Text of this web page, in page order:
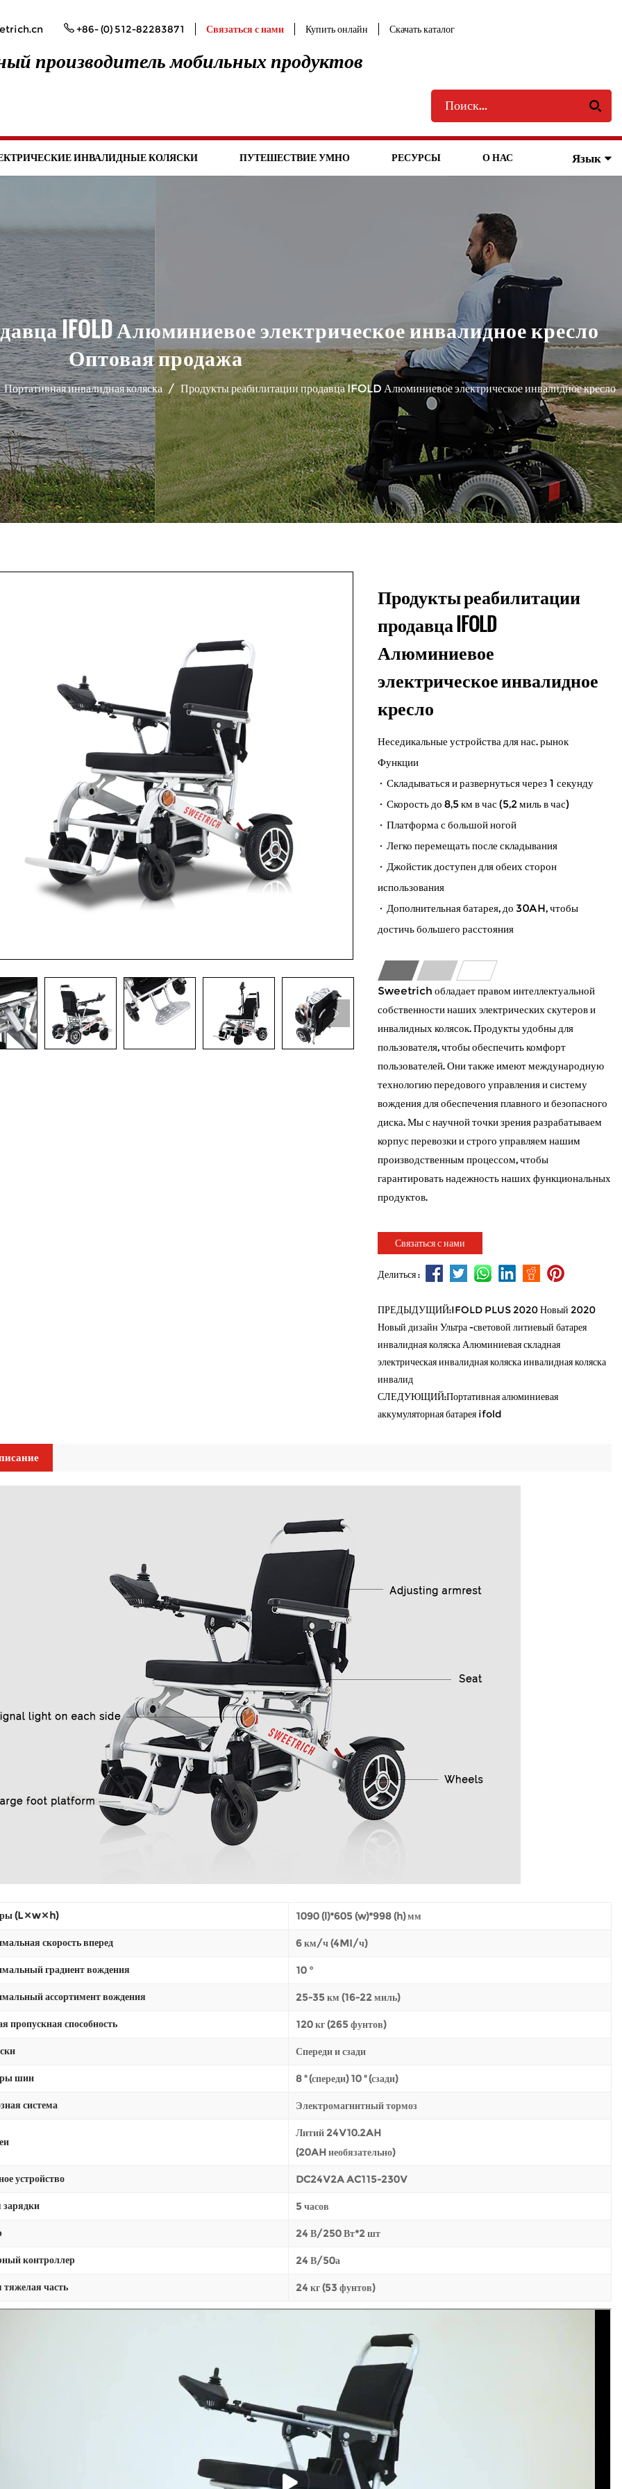
+86- (0) 512-82283871 Связаться с нами Купить онлайн Скачать каталог
производитель мобильных продуктов
ИНВАЛИДНЫЕ КОЛЯСКИ ПУТЕШЕСТВИЕ УМНО РЕСУРСЫ О НАС Язык
IFOLD Алюминиевое электрическое инвалидное кресло
Оптовая продажа
Портативная инвалидная коляска / Продукты реабилитации продавца IFOLD Алюминиевое электрическое инвалидное кресло
Продукты реабилитации
продавца IFOLD
Алюминиевое
электрическое инвалидное
кресло
Неседикальные устройства для нас. рынок
Функции
· Складываться и развернуться через 1 секунду
· Скорость до 8,5 км в час (5,2 миль в час)
· Платформа с большой ногой
· Легко перемещать после складывания
· Джойстик доступен для обеих сторон
использования
· Дополнительная батарея, до 30AH, чтобы
достичь большего расстояния
Sweetrich обладает правом интеллектуальной
собственности наших электрических скутеров и
инвалидных колясок. Продукты удобны для
пользователя, чтобы обеспечить комфорт
пользователей. Они также имеют международную
технологию передового управления и систему
вождения для обеспечения плавного и безопасного
диска. Мы с научной точки зрения разрабатываем
корпус перевозки и строго управляем нашим
производственным процессом, чтобы
гарантировать надежность наших функциональных
продуктов.
Связаться с нами
Делиться :
ПРЕДЫДУЩИЙ:IFOLD PLUS 2020 Новый 2020
Новый дизайн Ультра -световой литиевый батарея
инвалидная коляска Алюминиевая складная
электрическая инвалидная коляска инвалидная коляска
инвалид
СЛЕДУЮЩИЙ:Портативная алюминиевая
аккумуляторная батарея ifold
(L × w × h) 1090 (l)*605 (w)*998 (h) мм
скорость вперед 6 км/ч (4MI/ч)
градиент вождения 10 °
ассортимент вождения 25-35 км (16-22 миль)
пропускная способность 120 кг (265 фунтов)
Спереди и сзади
шин 8 '' (спереди) 10 '' (сзади)
система Электромагнитный тормоз
Литий 24V10.2AH
(20AH необязательно)
устройство DC24V2A AC115-230V
5 часов
24 В/250 Вт*2 шт
контроллер 24 В/50а
часть 24 кг (53 фунтов)